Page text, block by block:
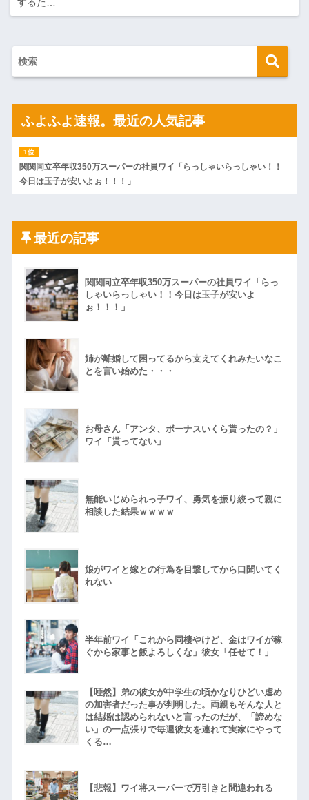
ふよふよ速報。最近の人気記事
関関同立卒年収350万スーパーの社員ワイ「らっしゃいらっしゃい！！
今日は玉子が安いよぉ！！！」
最近の記事
関関同立卒年収350万スーパーの社員ワイ「らっ
しゃいらっしゃい！！今日は玉子が安いよ
ぉ！！！」
姉が離婚して困ってるから支えてくれみたいなこ
とを言い始めた・・・
お母さん「アンタ、ボーナスいくら貰ったの？」
ワイ「貰ってない」
無能いじめられっ子ワイ、勇気を振り絞って親に
相談した結果ｗｗｗｗ
娘がワイと嫁との行為を目撃してから口聞いてく
れない
半年前ワイ「これから同棲やけど、金はワイが稼
ぐから家事と飯よろしくな」彼女「任せて！」
【唖然】弟の彼女が中学生の頃かなりひどい虐め
の加害者だった事が判明した。両親もそんな人と
は結婚は認められないと言ったのだが、「諦めな
い」の一点張りで毎週彼女を連れて実家にやって
くる…
【悲報】ワイ将スーパーで万引きと間違われる